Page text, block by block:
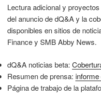
Lectura adicional y
del anuncio de dQ&A y la
disponibles en sitios de
Finance y SMB Abby News.
dQ&A noticias beta:
Resumen de prensa:
Página de trabajo de la